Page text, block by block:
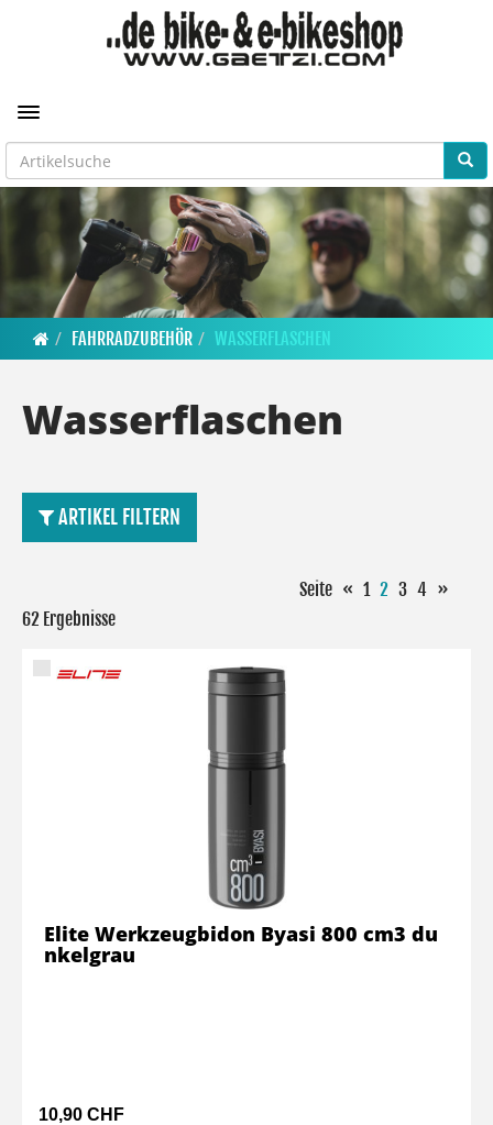
Toggle navigation
FAHRRADZUBEHÖR WASSERFLASCHEN
Wasserflaschen
ARTIKEL FILTERN
Seite « 1 2 3 4 »
62 Ergebnisse
10,90 CHF
Elite Werkzeugbidon Byasi 800 cm3 du
nkelgrau